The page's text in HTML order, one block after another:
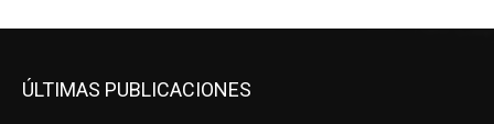
ÚLTIMAS PUBLICACIONES